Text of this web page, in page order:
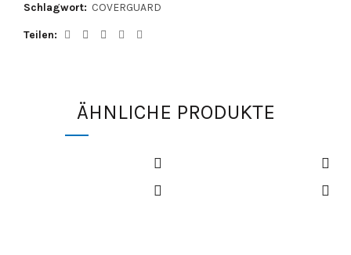
Schlagwort: COVERGUARD
Teilen
ÄHNLICHE PRODUKTE